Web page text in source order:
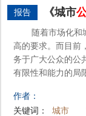
报告 《城市
随着市场化和
高的要求。而目前
务于广大公众的公
有限性和能力的局
作者：
关键词：
城市